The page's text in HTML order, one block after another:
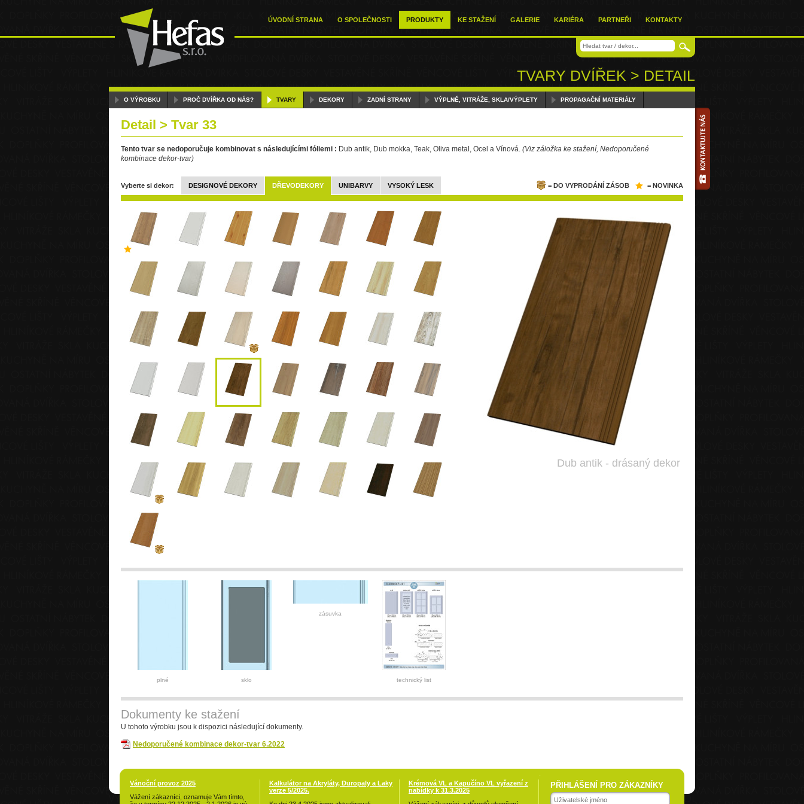
ÚVODNÍ STRANA O SPOLEČNOSTI PRODUKTY KE STAŽENÍ GALERIE KARIÉRA PARTNEŘI KONTAKTY
TVARY DVÍŘEK > DETAIL
O VÝROBKU PROČ DVÍŘKA OD NÁS? TVARY DEKORY ZADNÍ STRANY VÝPLNĚ, VITRÁŽE, SKLA/VÝPLETY PROPAGAČNÍ MATERIÁLY
Detail > Tvar 33
Tento tvar se nedoporučuje kombinovat s následujícími fóliemi : Dub antik, Dub mokka, Teak, Oliva metal, Ocel a Vínová. (Viz záložka ke stažení, Nedoporučené
kombinace dekor-tvar)
= NOVINKA
= DO VYPRODÁNÍ ZÁSOB
Vyberte si dekor: DESIGNOVÉ DEKORY DŘEVODEKORY UNIBARVY VYSOKÝ LESK
Dub antik - drásaný dekor
plné sklo
zásuvka
technický list
Dokumenty ke stažení
U tohoto výrobku jsou k dispozici následující dokumenty.
Nedoporučené kombinace dekor-tvar 6.2022
Vánoční provoz 2025
Vážení zákazníci, oznamuje Vám tímto,
Kalkulátor na Akryláty, Duropaly a Laky
verze 5/2025.
Krémová VL a Kapučíno VL vyřazení z
nabídky k 31.3.2025
PŘIHLÁŠENÍ PRO ZÁKAZNÍKY